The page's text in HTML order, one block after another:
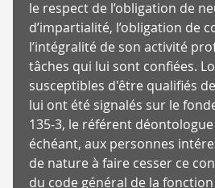
le respect de l’obligation de
d’impartialité, l’obligation de
l’intégralité de son activité
tâches qui lui sont confiées.
susceptibles d'être qualifiés
lui ont été signalés sur le
135-3, le référent
échéant, aux personnes
de nature à faire cesser ce
du code général de la